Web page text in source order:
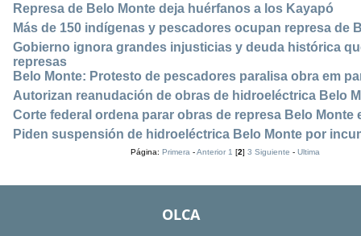
Represa de Belo Monte deja huérfanos a los Kayapó
Más de 150 indígenas y pescadores ocupan represa de
Gobierno ignora grandes injusticias y deuda histórica
represas
Belo Monte: Protesto de pescadores paralisa obra em
Autorizan reanudación de obras de hidroeléctrica Belo
Corte federal ordena parar obras de represa Belo Monte
Piden suspensión de hidroeléctrica Belo Monte por
Página:Primera -Anterior 1 [2]3 Siguiente -Ultima
OLCA